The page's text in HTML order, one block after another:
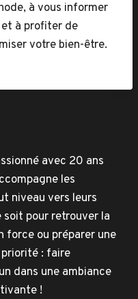
à vous informer
et à profiter de
votre bien-être.
avec 20 ans
les
niveau vers leurs
pour retrouver la
force ou préparer une
: faire
dans une ambiance
!